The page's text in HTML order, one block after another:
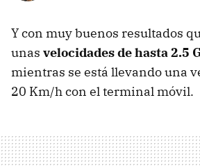
Y con muy buenos resultados
unas velocidades de hasta 2.5
mientras se está llevando una
20 Km/h con el terminal móvil.